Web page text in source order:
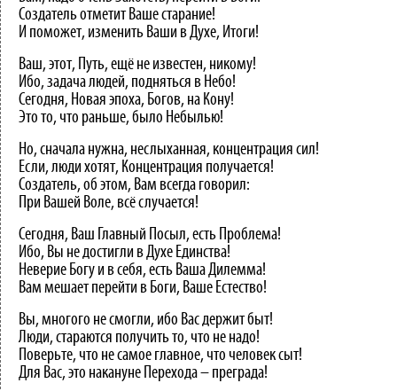
Создатель отметит Ваше старание!
И поможет, изменить Ваши в Духе, Итоги!
Ваш, этот, Путь, ещё не известен, никому!
Ибо, задача людей, подняться в Небо!
Сегодня, Новая эпоха, Богов, на Кону!
Это то, что раньше, было Небылью!
Но, сначала нужна, неслыханная, концентрация сил!
Если, люди хотят, Концентрация получается!
Создатель, об этом, Вам всегда говорил:
При Вашей Воле, всё случается!
Сегодня, Ваш Главный Посыл, есть Проблема!
Ибо, Вы не достигли в Духе Единства!
Неверие Богу и в себя, есть Ваша Дилемма!
Вам мешает перейти в Боги, Ваше Естество!
Вы, многого не смогли, ибо Вас держит быт!
Люди, стараются получить то, что не надо!
Поверьте, что не самое главное, что человек сыт!
Для Вас, это накануне Перехода – преграда!